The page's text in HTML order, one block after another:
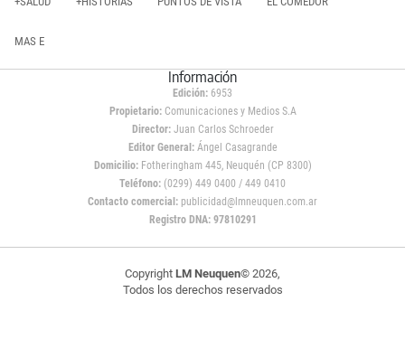
MAS E
Información
Edición: 6953
Propietario:Comunicaciones y Medios S.A
Director: Juan Carlos Schroeder
Editor General:Ángel Casagrande
Domicilio:Fotheringham 445, Neuquén (CP 8300)
Teléfono: (0299) 449 0400 / 449 0410
Contacto comercial: publicidad@lmneuquen.com.ar
Registro DNA: 97810291
Copyright LM Neuquen© 2026,
Todos los derechos reservados